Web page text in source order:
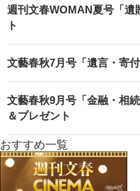
週刊文春WOMAN夏号「遺
ト
文藝春秋7月号「遺言・寄
文藝春秋9月号「金融・相
＆プレゼント
おすすめ一覧